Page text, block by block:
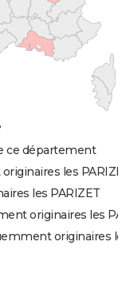
ce département
les
les PARIZET
originaires les
originaires